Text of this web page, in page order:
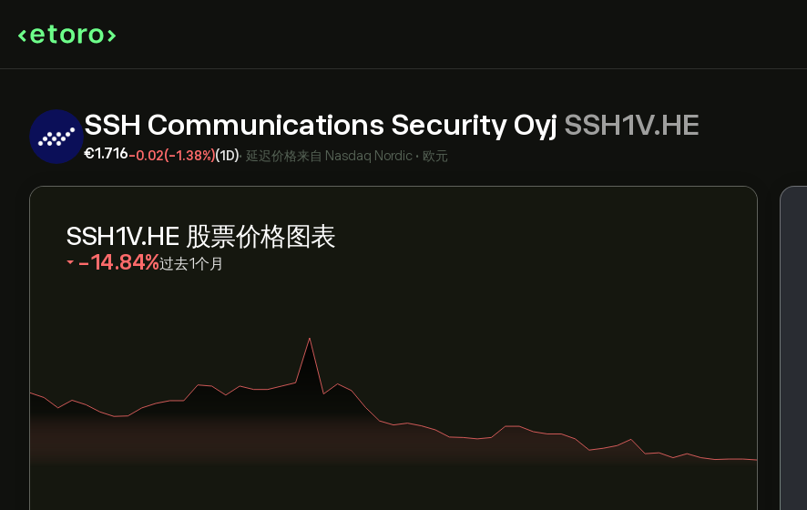
SSH Communications Security Oyj SSH1V.HE
‎€‎1.716-0.02(-1.38%)(1D)• 延迟价格来自 Nasdaq Nordic • 欧元
SSH1V.HE 股票价格图表
‎-14.84‎ 过去1个月